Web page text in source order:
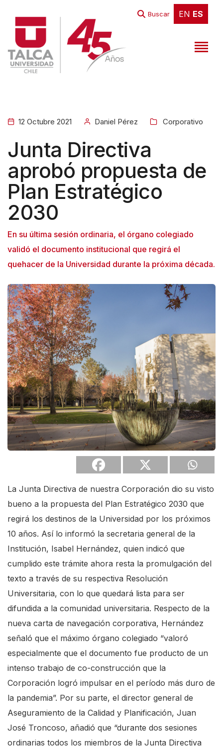
EN ES
Buscar EN ES
12 Octubre 2021 Daniel Pérez Corporativo
Junta Directiva
aprobó propuesta de
Plan Estratégico
2030
En su última sesión ordinaria, el órgano colegiado
validó el documento institucional que regirá el
quehacer de la Universidad durante la próxima década.
La Junta Directiva de nuestra Corporación dio su visto
bueno a la propuesta del Plan Estratégico 2030 que
regirá los destinos de la Universidad por los próximos
10 años. Así lo informó la secretaria general de la
Institución, Isabel Hernández, quien indicó que
cumplido este trámite ahora resta la promulgación del
texto a través de su respectiva Resolución
Universitaria, con lo que quedará lista para ser
difundida a la comunidad universitaria. Respecto de la
nueva carta de navegación corporativa, Hernández
señaló que el máximo órgano colegiado “valoró
especialmente que el documento fue producto de un
intenso trabajo de co-construcción que la
Corporación logró impulsar en el período más duro de
la pandemia”. Por su parte, el director general de
Aseguramiento de la Calidad y Planificación, Juan
José Troncoso, añadió que “durante dos sesiones
ordinarias todos los miembros de la Junta Directiva